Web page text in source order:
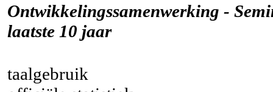
Ontwikkelingssamenwerking -
laatste 10 jaar
taalgebruik